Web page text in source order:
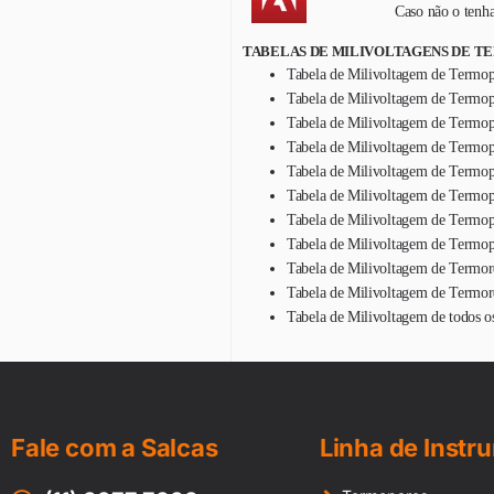
Caso não o
TABELAS DE MILIVOLTAGENS DE
Tabela de Milivoltagem de
Tabela de Milivoltagem de
Tabela de Milivoltagem de
Tabela de Milivoltagem de
Tabela de Milivoltagem de
Tabela de Milivoltagem de
Tabela de Milivoltagem de
Tabela de Milivoltagem de
Tabela de Milivoltagem de
Tabela de Milivoltagem de
Tabela de Milivoltagem de todos
Fale com a Salcas Linha de